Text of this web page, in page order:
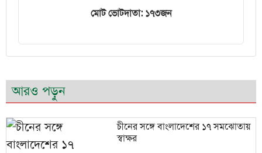
মোট ভোটদাতা: ১৭৩জন
আরও পড়ুন
চীনের সঙ্গে বাংলাদেশের ১৭ সমঝোতায়
স্বাক্ষর